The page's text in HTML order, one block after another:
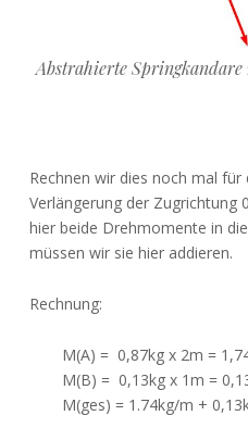
Abstrahierte Springkandare
Rechnen wir dies noch mal
Verlängerung der Zugrichtung
hier beide Drehmomente in
müssen wir sie hier addieren.
Rechnung:
M(A) = 0,87kg x 2m =
M(B) = 0,13kg x 1m =
M(ges) = 1.74kg/m +